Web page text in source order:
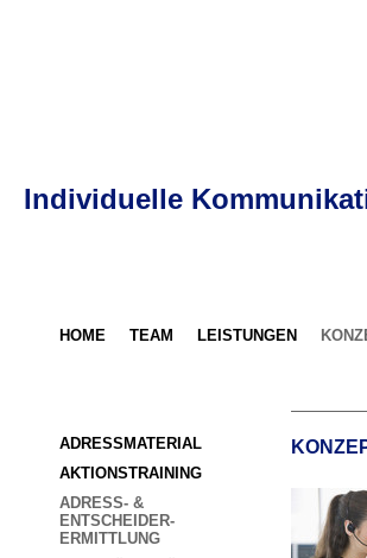
Individuelle
HOME TEAM LEISTUNGEN
ADRESSMATERIAL
AKTIONSTRAINING
ADRESS- &
ENTSCHEIDER-
ERMITTLUNG